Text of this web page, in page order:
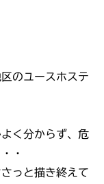
のユースホステ
く分からず、危
・
っと描き終えて